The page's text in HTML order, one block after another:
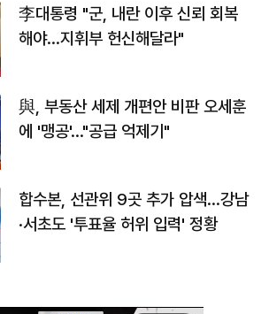
李대통령 "군, 내란 이후 신뢰 회복
해야…지휘부 헌신해달라"
與, 부동산 세제 개편안 비판 오세훈
에 '맹공'…"공급 억제기"
합수본, 선관위 9곳 추가 압색…강남
·서초도 '투표율 허위 입력' 정황